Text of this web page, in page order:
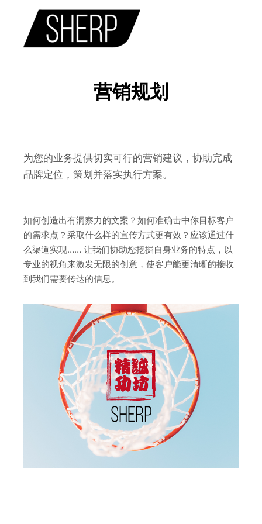
营销规划
为您的业务提供切实可行的营销建议，协助完成
品牌定位，策划并落实执行方案。
如何创造出有洞察力的文案？如何准确击中你目标客户
的需求点？采取什么样的宣传方式更有效？应该通过什
么渠道实现…… 让我们协助您挖掘自身业务的特点，以
专业的视角来激发无限的创意，使客户能更清晰的接收
到我们需要传达的信息。